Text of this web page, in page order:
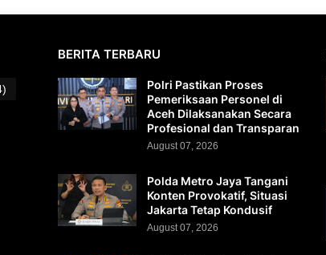
BERITA TERBARU
Polri Pastikan Proses
Pemeriksaan Personel di
Aceh Dilaksanakan Secara
Profesional dan Transparan
August 07, 2026
Polda Metro Jaya Tangani
Konten Provokatif, Situasi
Jakarta Tetap Kondusif
August 07, 2026